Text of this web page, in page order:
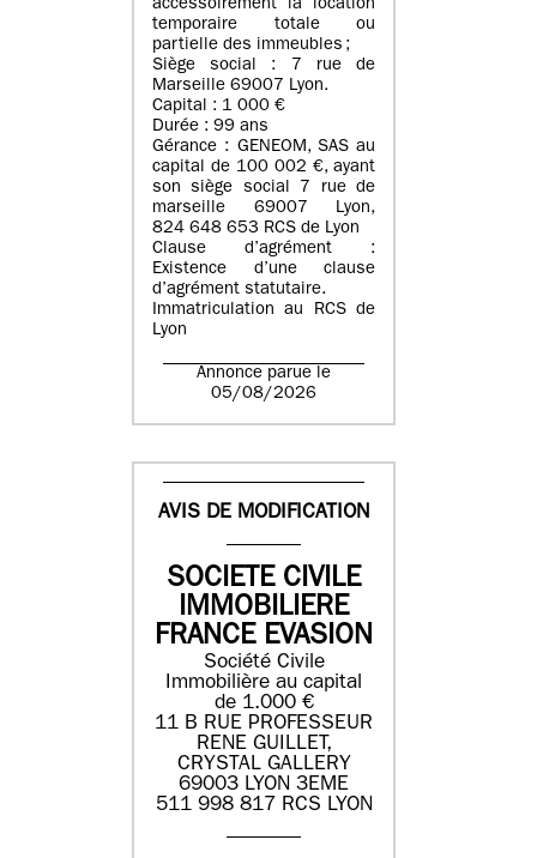
accessoirement la location
temporaire totale ou
partielle des immeubles ;
Siège social : 7 rue de
Marseille 69007 Lyon.
Capital : 1 000 €
Durée : 99 ans
Gérance : GENEOM, SAS au
capital de 100 002 €, ayant
son siège social 7 rue de
marseille 69007 Lyon,
824 648 653 RCS de Lyon
Clause d’agrément :
Existence d’une clause
d’agrément statutaire.
Immatriculation au RCS de
Lyon
Annonce parue le
05/08/2026
AVIS DE MODIFICATION
SOCIETE CIVILE
IMMOBILIERE
FRANCE EVASION
Société Civile
Immobilière au capital
de 1.000 €
11 B RUE PROFESSEUR
RENE GUILLET,
CRYSTAL GALLERY
69003 LYON 3EME
511 998 817 RCS LYON